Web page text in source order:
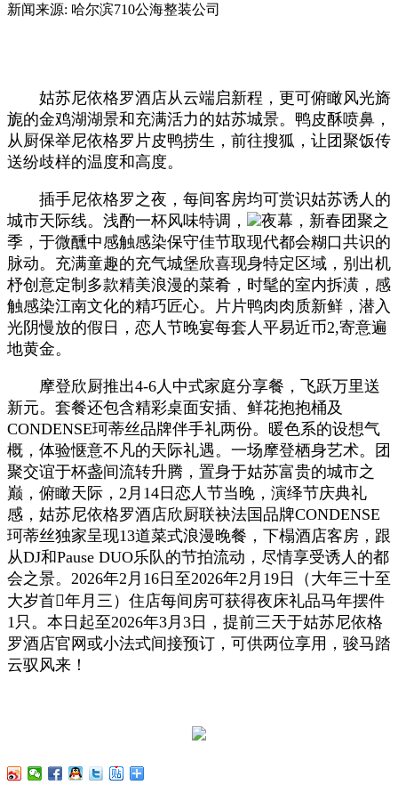
新闻来源: 哈尔滨710公海整装公司
姑苏尼依格罗酒店从云端启新程，更可俯瞰风光旖
旎的金鸡湖湖景和充满活力的姑苏城景。鸭皮酥喷鼻，
从厨保举尼依格罗片皮鸭捞生，前往搜狐，让团聚饭传
送纷歧样的温度和高度。
插手尼依格罗之夜，每间客房均可赏识姑苏诱人的
城市天际线。浅酌一杯风味特调，
夜幕，新春团聚之
季，于微醺中感触感染保守佳节取现代都会糊口共识的
脉动。充满童趣的充气城堡欣喜现身特定区域，别出机
杼创意定制多款精美浪漫的菜肴，时髦的室内拆潢，感
触感染江南文化的精巧匠心。片片鸭肉肉质新鲜，潜入
光阴慢放的假日，恋人节晚宴每套人平易近币2,寄意遍
地黄金。
摩登欣厨推出4-6人中式家庭分享餐，飞跃万里送
新元。套餐还包含精彩桌面安插、鲜花抱抱桶及
CONDENSE珂蒂丝品牌伴手礼两份。暖色系的设想气
概，体验惬意不凡的天际礼遇。一场摩登栖身艺术。团
聚交谊于杯盏间流转升腾，置身于姑苏富贵的城市之
巅，俯瞰天际，2月14日恋人节当晚，演绎节庆典礼
感，姑苏尼依格罗酒店欣厨联袂法国品牌CONDENSE
珂蒂丝独家呈现13道菜式浪漫晚餐，下榻酒店客房，跟
从DJ和Pause DUO乐队的节拍流动，尽情享受诱人的都
会之景。2026年2月16日至2026年2月19日（大年三十至
大岁首年月三）住店每间房可获得夜床礼品马年摆件
1只。本日起至2026年3月3日，提前三天于姑苏尼依格
罗酒店官网或小法式间接预订，可供两位享用，骏马踏
云驭风来！